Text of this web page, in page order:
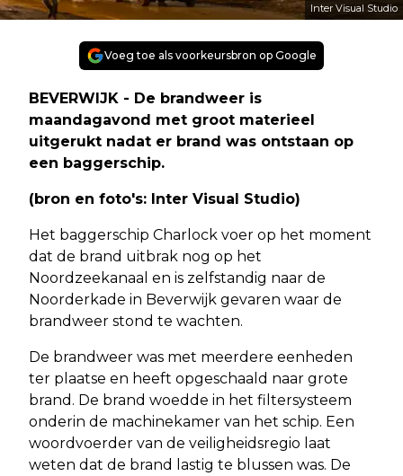
Inter Visual Studio
Voeg toe als voorkeursbron op Google
BEVERWIJK - De brandweer is
maandagavond met groot materieel
uitgerukt nadat er brand was ontstaan op
een baggerschip.
(bron en foto's: Inter Visual Studio)
Het baggerschip Charlock voer op het moment
dat de brand uitbrak nog op het
Noordzeekanaal en is zelfstandig naar de
Noorderkade in Beverwijk gevaren waar de
brandweer stond te wachten.
De brandweer was met meerdere eenheden
ter plaatse en heeft opgeschaald naar grote
brand. De brand woedde in het filtersysteem
onderin de machinekamer van het schip. Een
woordvoerder van de veiligheidsregio laat
weten dat de brand lastig te blussen was. De